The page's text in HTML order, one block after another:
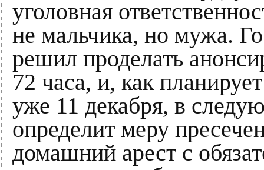
уголовная
не мальчика, но мужа.
решил проделать
72 часа, и, как
уже 11 декабря, в
определит меру
домашний арест с